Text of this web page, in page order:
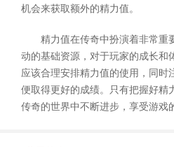
机会来获取额外的精力值。
精力值在传奇中扮演着非常重
动的基础资源，对于玩家的成长和
应该合理安排精力值的使用，同时
便取得更好的成绩。只有把握好精
传奇的世界中不断进步，享受游戏